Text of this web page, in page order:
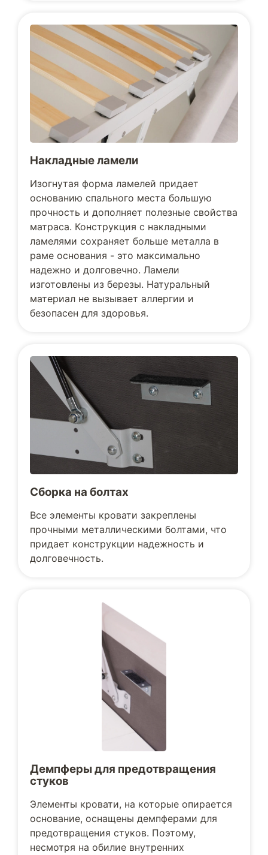
Накладные ламели
Изогнутая форма ламелей придает
основанию спального места большую
прочность и дополняет полезные свойства
матраса. Конструкция с накладными
ламелями сохраняет больше металла в
раме основания - это максимально
надежно и долговечно. Ламели
изготовлены из березы. Натуральный
материал не вызывает аллергии и
безопасен для здоровья.
Сборка на болтах
Все элементы кровати закреплены
прочными металлическими болтами, что
придает конструкции надежность и
долговечность.
Демпферы для предотвращения
стуков
Элементы кровати, на которые опирается
основание, оснащены демпферами для
предотвращения стуков. Поэтому,
несмотря на обилие внутренних